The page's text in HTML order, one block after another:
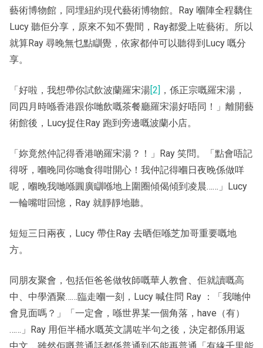
藝術博物館，同埋紐約現代藝術博物館。Ray 嗰陣全程黐住
Lucy 聽佢分享，原來不知不覺間，Ray都愛上咗藝術。所以
就算Ray 尋晚無乜點瞓覺，依家都仲可以聽得到Lucy 嘅分
享。
「好啦，我想帶你試飲波蘭羅宋湯[2] ，係正宗嘅羅宋湯，
同四月時喺香港跟你哋飲嘅茶餐廳羅宋湯好唔同！」離開藝
術館後，Lucy捉住Ray 跑到旁邊嘅波蘭小店。
「妳竟然仲記得香港啲羅宋湯？！」Ray 笑問。「點會唔記
得呀，嗰晚同你哋食得咁開心！我仲記得嗰日夜晚係做咩
呢，嗰晚我哋喺圓廣瞓喺地上圍圈傾偈傾到凌晨……」Lucy
一輪嘴咁回憶，Ray 就靜靜地聽。
短短三日兩夜，Lucy 帶住Ray 去晒佢喺芝加哥重要嘅地
方。
同朋友聚會，包括佢爸爸做牧師嘅華人教會、佢就讀嘅高
中、中學酒聚……臨走嗰一刻，Lucy 喊住問 Ray ：「我哋仲
會見面嗎？」「一定會，喺世界某一個角落，have（有）
……」Ray 用佢半桶水嘅英文講咗半句之後，決定都係用返